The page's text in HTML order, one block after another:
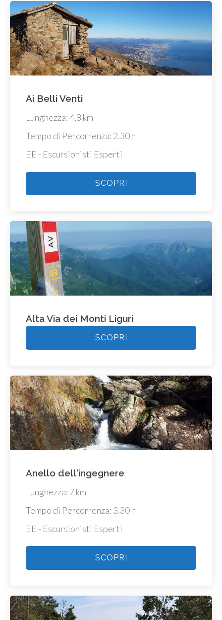
Ai Belli Venti
Lunghezza: 4,8 km
Tempo di Percorrenza: 2.30 h
EE - Escursionisti Esperti
SCOPRI
Alta Via dei Monti Liguri
SCOPRI
Anello dell'ingegnere
Lunghezza: 7 km
Tempo di Percorrenza: 3.30 h
EE - Escursionisti Esperti
SCOPRI